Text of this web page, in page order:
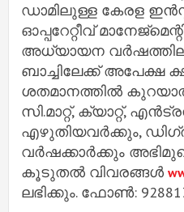
ഡാമിലുള്ള കേരള
ഓപ്പറേറ്റീവ്
അധ്യായന
ബാച്ചിലേക്ക് അപേക്ഷ
ശതമാനത്തില്‍
സി.മാറ്റ്, ക്യാറ്റ്,
എഴുതിയവര്‍ക്കും,
വര്‍ഷക്കാര്‍ക്കും
കൂടുതല്‍ വിവരങ്ങള്‍
ലഭിക്കും. ഫോണ്‍: